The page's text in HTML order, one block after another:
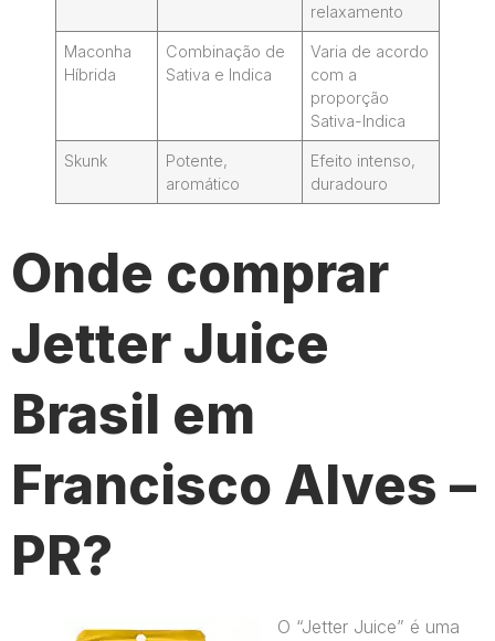
relaxamento
Maconha
Híbrida
Combinação de
Sativa e Indica
Varia de acordo
com a
proporção
Sativa-Indica
Skunk
Potente,
aromático
Efeito intenso,
duradouro
Onde comprar
Jetter Juice
Brasil em
Francisco Alves –
PR?
O “Jetter Juice” é uma